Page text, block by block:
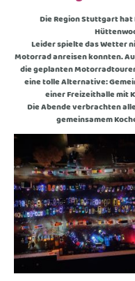
Die Region Stuttgart
Leider spielte das Wetter
Motorrad anreisen konnten.
die geplanten
eine tolle Alternative:
einer Freizeithalle mit
Die Abende verbrachten
gemeinsamem